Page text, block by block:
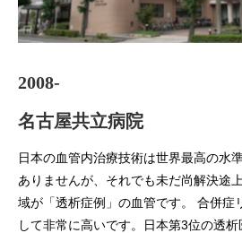
2008-
名古屋共立病院
日本の血管内治療技術は世界最高の水
ありませんが、それでも未だ尚解決途
域が「透析症例」の血管です。 合併症
して非常に高いです。日本第3位の透